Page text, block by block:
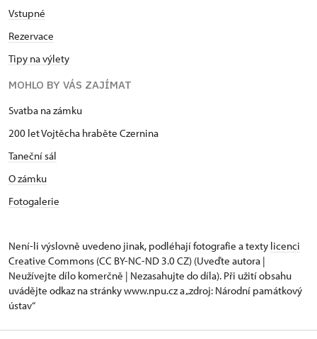
Vstupné
Rezervace
Tipy na výlety
MOHLO BY VÁS ZAJÍMAT
Svatba na zámku
200 let Vojtěcha hraběte Czernina
Taneční sál
O zámku
Fotogalerie
Není-li výslovně uvedeno jinak, podléhají fotografie a texty licenci
Creative Commons (CC BY-NC-ND 3.0 CZ) (Uveďte autora |
Neužívejte dílo komerčně | Nezasahujte do díla). Při užití obsahu
uvádějte odkaz na stránky www.npu.cz a „zdroj: Národní památkový
ústav“